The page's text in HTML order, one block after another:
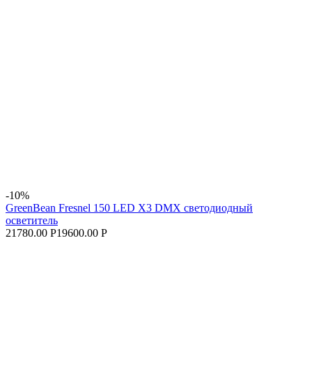
-10%
GreenBean Fresnel 150 LED X3 DMX светодиодный
осветитель
21780.00 Р19600.00 Р